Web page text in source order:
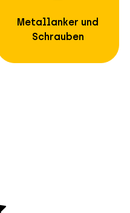
Metallanker und
Schrauben